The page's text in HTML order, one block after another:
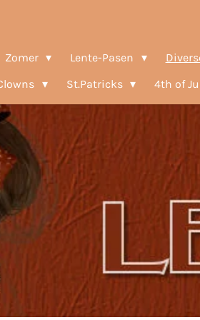
Zomer Lente-Pasen
St.Patricks 4th of